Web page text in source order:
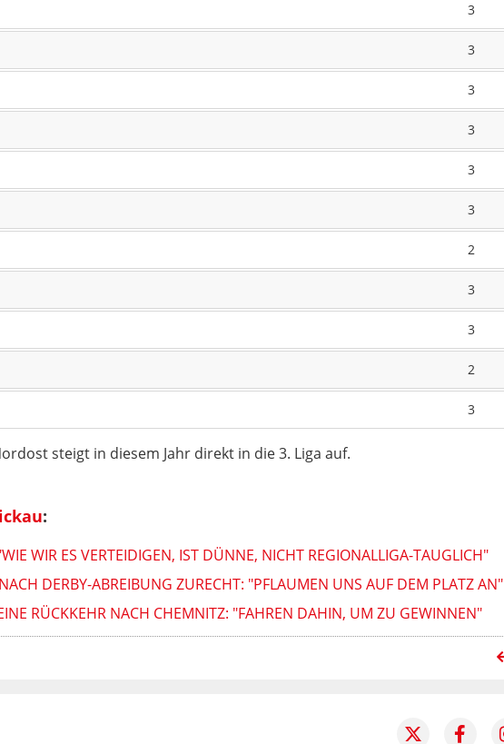
3
3
3
3
3
3
2
3
3
2
3
steigt in diesem Jahr direkt in die 3. Liga auf.
:
WIR ES VERTEIDIGEN, IST DÜNNE, NICHT REGIONALLIGA-TAUGLICH"
DERBY-ABREIBUNG ZURECHT: "PFLAUMEN UNS AUF DEM PLATZ AN"
RÜCKKEHR NACH CHEMNITZ: "FAHREN DAHIN, UM ZU GEWINNEN"